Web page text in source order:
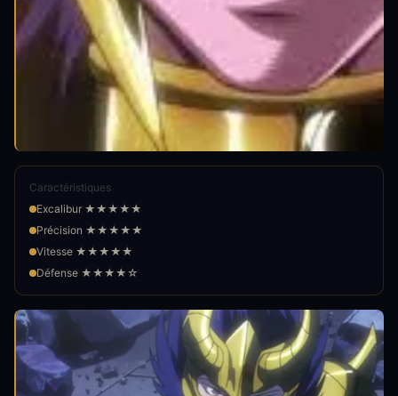
Caractéristiques
Excalibur ★★★★★
Précision ★★★★★
Vitesse ★★★★★
Défense ★★★★☆